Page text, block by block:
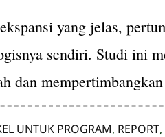
yang jelas,
sendiri. Studi ini
dan
UNTUK PROGRAM, REPORT,